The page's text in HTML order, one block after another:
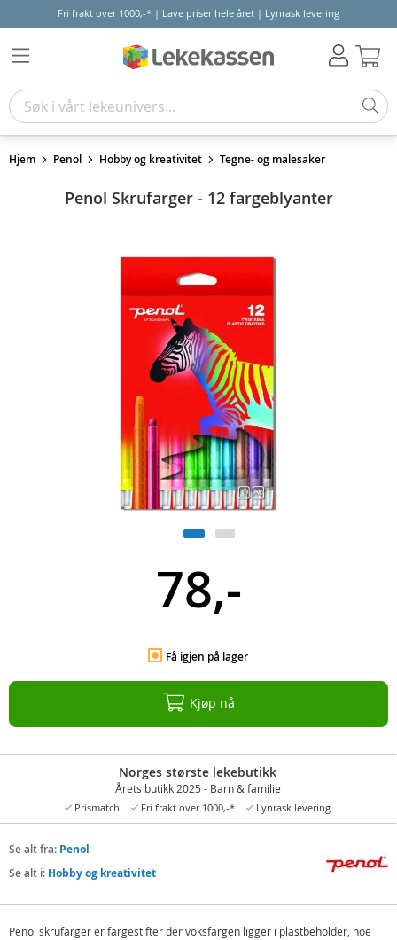
Fri frakt over 1000,-* | Lave priser hele året | Lynrask levering
Hjem Penol Hobby og kreativitet Tegne- og malesaker
Penol Skrufarger - 12 fargeblyanter
78,-
Få igjen på lager
Kjøp nå
Norges største lekebutikk
Årets butikk 2025 - Barn & familie
Prismatch Fri frakt over 1000,-* Lynrask levering
Se alt fra: Penol
Se alt i: Hobby og kreativitet
Penol skrufarger er fargestifter der voksfargen ligger i plastbeholder, noe